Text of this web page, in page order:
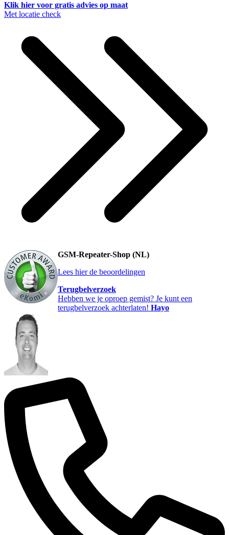
Klik hier voor gratis advies op maat
Met locatie check
GSM-Repeater-Shop (NL)
Lees hier de beoordelingen
Terugbelverzoek
Hebben we je oproep gemist? Je kunt een
terugbelverzoek achterlaten! Hayo